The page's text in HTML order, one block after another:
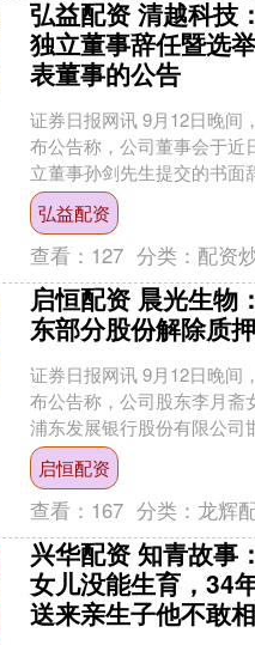
弘益配资 清越科技
独立董事辞任暨选
表董事的公告
证券日报网讯 9月12日晚间
布公告称，公司董事会于近
立董事孙剑先生提交的书面
因公司内部工作调整，孙剑
去公司第二届董事会....
弘益配资
查看： 127 分类： 配资
启恒配资 晨光生物
东部分股份解除质
证券日报网讯 9月12日晚间
布公告称，公司股东李月斋
浦东发展银行股份有限公司
理了股票解除质押业务，本
股数为16，050....
启恒配资
查看： 167 分类： 龙辉
兴华配资 知青故事
女儿没能生育，34
送来亲生子他不敢